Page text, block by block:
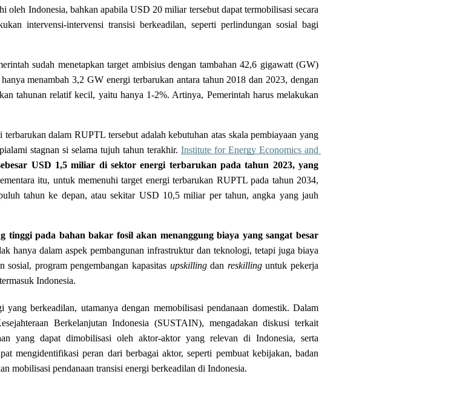
Indonesia, bahkan apabila USD 20 miliar tersebut dapat termobilisasi secara
intervensi-intervensi transisi berkeadilan, seperti perlindungan sosial bagi
sudah menetapkan target ambisius dengan tambahan 42,6 gigawatt (GW)
menambah 3,2 GW energi terbarukan antara tahun 2018 dan 2023, dengan
tahunan relatif kecil, yaitu hanya 1-2%. Artinya, Pemerintah harus melakukan
dalam RUPTL tersebut adalah kebutuhan atas skala pembiayaan yang
stagnan si selama tujuh tahun terakhir. Institute for Energy Economics and
USD 1,5 miliar di sektor energi terbarukan pada tahun 2023, yang
itu, untuk memenuhi target energi terbarukan RUPTL pada tahun 2034,
tahun ke depan, atau sekitar USD 10,5 miliar per tahun, angka yang jauh
tinggi pada bahan bakar fosil akan menanggung biaya yang sangat besar
hanya dalam aspek pembangunan infrastruktur dan teknologi, tetapi juga biaya
program pengembangan kapasitas upskilling dan reskilling untuk pekerja
Indonesia.
berkeadilan, utamanya dengan memobilisasi pendanaan domestik. Dalam
Berkelanjutan Indonesia (SUSTAIN), mengadakan diskusi terkait
yang dapat dimobilisasi oleh aktor-aktor yang relevan di Indonesia, serta
mengidentifikasi peran dari berbagai aktor, seperti pembuat kebijakan, badan
mobilisasi pendanaan transisi energi berkeadilan di Indonesia.